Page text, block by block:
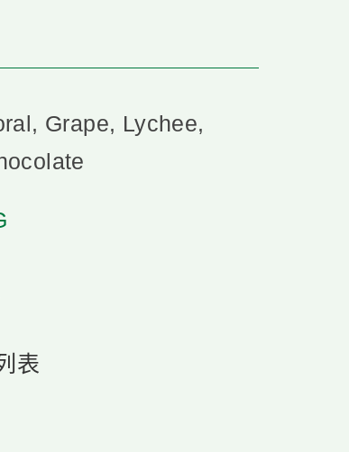
Grape, Lychee,
表